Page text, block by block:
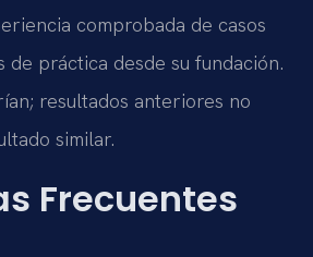
comprobada de casos
de práctica desde su fundación.
resultados anteriores no
similar.
Frecuentes